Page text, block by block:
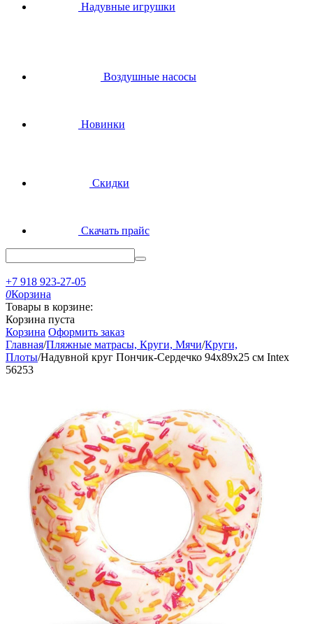
Надувные игрушки
Воздушные насосы
Новинки
Скидки
Скачать прайс
+7 918 923-27-05
0Корзина
Товары в корзине:
Корзина пуста
Корзина Оформить заказ
Главная/Пляжные матрасы, Круги, Мячи/Круги,
Плоты/Надувной круг Пончик-Сердечко 94х89х25 см Intex
56253